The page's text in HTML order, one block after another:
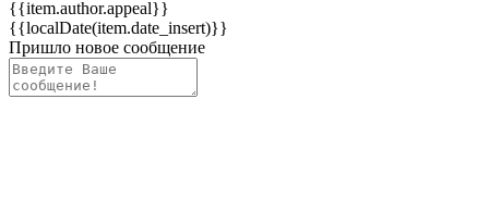
{{item.author.appeal}}
{{localDate(item.date_insert)}}
Пришло новое сообщение